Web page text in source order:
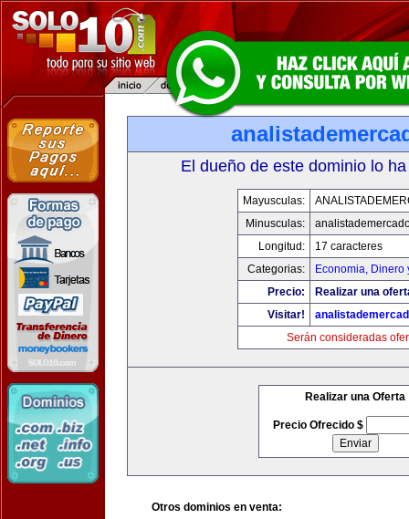
El dueño de este dominio lo
Mayusculas:
Minusculas:
Longitud:
17 caracteres
Categorias:
Economia, Dinero
Precio:
Realizar una
Visitar!
Serán consideradas
Realizar una Oferta
Precio Ofrecido $
Otros dominios en venta: